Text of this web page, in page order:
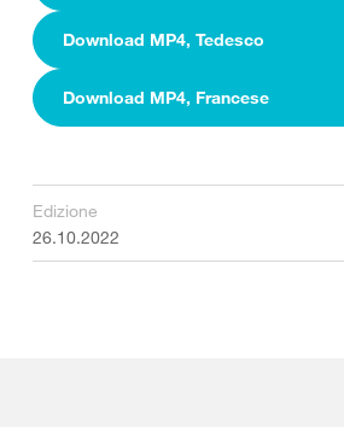
Download MP4, Tedesco
Download MP4, Francese
Edizione
26.10.2022